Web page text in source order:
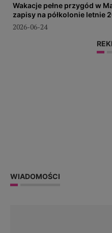
Wakacje pełne przygód w
zapisy na półkolonie letnie
2026-06-24
WIADOMOŚCI